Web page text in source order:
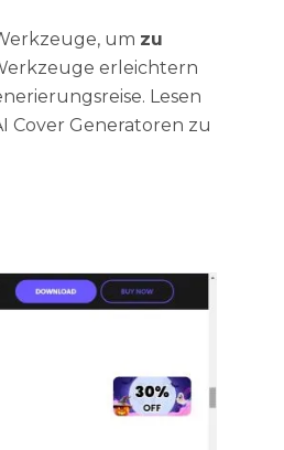
um zu
erleichtern
Lesen
Cover Generatoren zu